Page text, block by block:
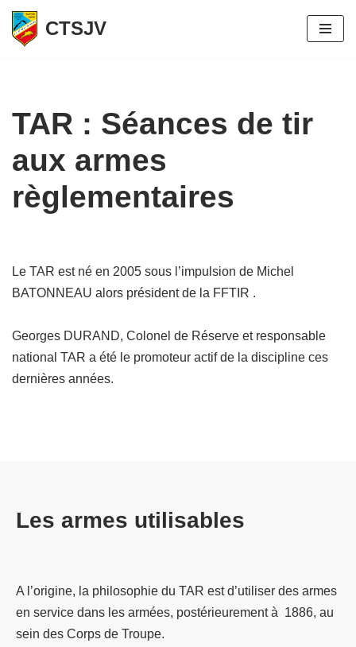
Aller
CTSJV
TAR : Séances de tir
aux armes
règlementaires
Le TAR est né en 2005 sous l’impulsion de Michel
BATONNEAU alors président de la FFTIR .
Georges DURAND, Colonel de Réserve et responsable
national TAR a été le promoteur actif de la discipline ces
dernières années.
Les armes utilisables
A l’origine, la philosophie du TAR est d’utiliser des armes
en service dans les armées, postérieurement à 1886, au
sein des Corps de Troupe.